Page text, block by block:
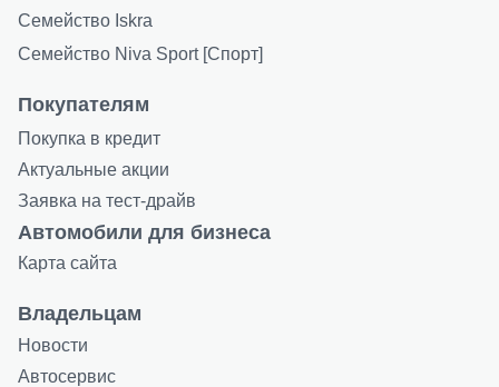
Семейство Iskra
Семейство Niva Sport [Спорт]
Покупателям
Покупка в кредит
Актуальные акции
Заявка на тест-драйв
Автомобили для бизнеса
Карта сайта
Владельцам
Новости
Автосервис